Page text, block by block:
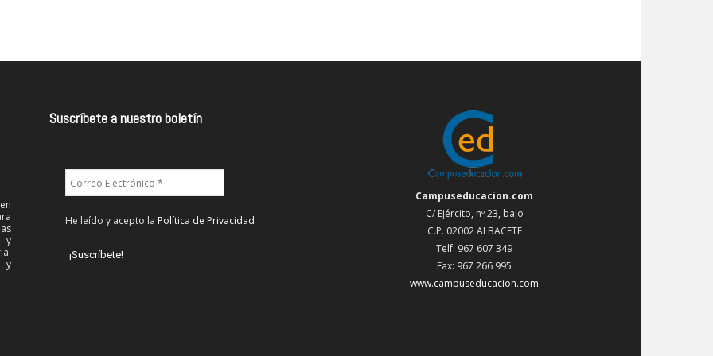
y
y
Suscríbete a nuestro boletín
He leído y acepto la Política de Privacidad
Campuseducacion.com
C/ Ejército, nº 23, bajo
C.P. 02002 ALBACETE
Telf: 967 607 349
Fax: 967 266 995
www.campuseducacion.com